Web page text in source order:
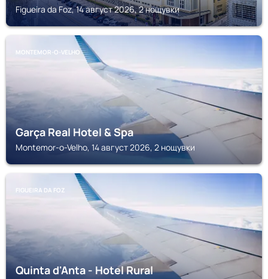
Figueira da Foz, 14 август 2026, 2 нощувки
MONTEMOR-O-VELHO
Garça Real Hotel & Spa
Montemor-o-Velho, 14 август 2026, 2 нощувки
FIGUEIRA DA FOZ
Quinta d'Anta - Hotel Rural